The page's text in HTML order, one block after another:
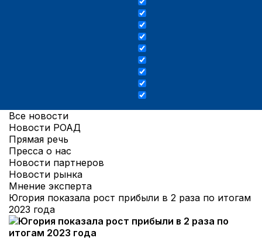
Все новости
Новости РОАД
Прямая речь
Пресса о нас
Новости партнеров
Новости рынка
Мнение эксперта
Югория показала рост прибыли в 2 раза по итогам
2023 года